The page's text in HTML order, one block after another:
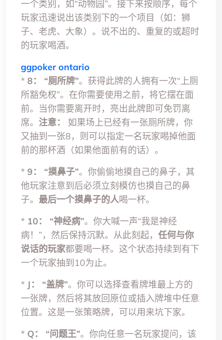
一个类别，如“动物园”。接下来按顺序，每个
玩家迅速说出该类别下的一个项目（如：狮
子、老虎、大象）。说不出的、重复的或超时
的玩家喝酒。
ggpoker ontario
* 8： “厕所牌”。获得此牌的人拥有一次“上厕
所豁免权”。在你需要使用之前，将它摆在面
前。当你需要离开时，亮出此牌即可免罚离
席。 注意：
如果场上已经有一张厕所牌，你
又抽到一张8，则可以指定一名玩家喝掉他面
前的那杯酒（如果他面前有的话）。
* 9： “摸鼻子”。你偷偷地摸自己的鼻子，其
他玩家注意到后必须立刻模仿也摸自己的鼻
子。 最后一个摸鼻子的人喝一杯。
* 10： “神经病”。你大喊一声“我是神经
病！”，然后保持沉默。从此刻起， 任何与你
说话的玩家都要喝一杯。这个状态持续到有下
一个玩家抽到10为止。
* J： “盖牌”。你可以选择查看牌堆最上方的
一张牌，然后将其放回原位或插入牌堆中任意
位置。这是一张策略牌，可以用来坑下家。
* Q： “问题王”。你向任意一名玩家提问，该